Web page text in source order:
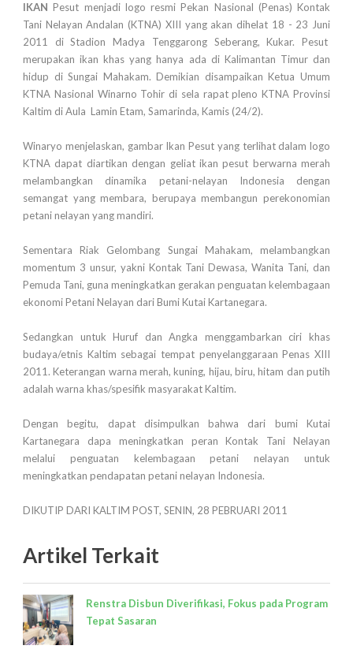
IKAN Pesut menjadi logo resmi Pekan Nasional (Penas) Kontak
Tani Nelayan Andalan (KTNA) XIII yang akan dihelat 18 - 23 Juni
2011 di Stadion Madya Tenggarong Seberang, Kukar. Pesut
merupakan ikan khas yang hanya ada di Kalimantan Timur dan
hidup di Sungai Mahakam. Demikian disampaikan Ketua Umum
KTNA Nasional Winarno Tohir di sela rapat pleno KTNA Provinsi
Kaltim di Aula Lamin Etam, Samarinda, Kamis (24/2).
Winaryo menjelaskan, gambar Ikan Pesut yang terlihat dalam logo
KTNA dapat diartikan dengan geliat ikan pesut berwarna merah
melambangkan dinamika petani-nelayan Indonesia dengan
semangat yang membara, berupaya membangun perekonomian
petani nelayan yang mandiri.
Sementara Riak Gelombang Sungai Mahakam, melambangkan
momentum 3 unsur, yakni Kontak Tani Dewasa, Wanita Tani, dan
Pemuda Tani, guna meningkatkan gerakan penguatan kelembagaan
ekonomi Petani Nelayan dari Bumi Kutai Kartanegara.
Sedangkan untuk Huruf dan Angka menggambarkan ciri khas
budaya/etnis Kaltim sebagai tempat penyelanggaraan Penas XIII
2011. Keterangan warna merah, kuning, hijau, biru, hitam dan putih
adalah warna khas/spesifik masyarakat Kaltim.
Dengan begitu, dapat disimpulkan bahwa dari bumi Kutai
Kartanegara dapa meningkatkan peran Kontak Tani Nelayan
melalui penguatan kelembagaan petani nelayan untuk
meningkatkan pendapatan petani nelayan Indonesia.
DIKUTIP DARI KALTIM POST, SENIN, 28 PEBRUARI 2011
Artikel Terkait
Renstra Disbun Diverifikasi, Fokus pada Program
Tepat Sasaran